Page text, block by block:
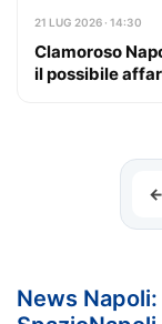
21 LUG 2026 · 14:30
Clamoroso
il possibile
←
News